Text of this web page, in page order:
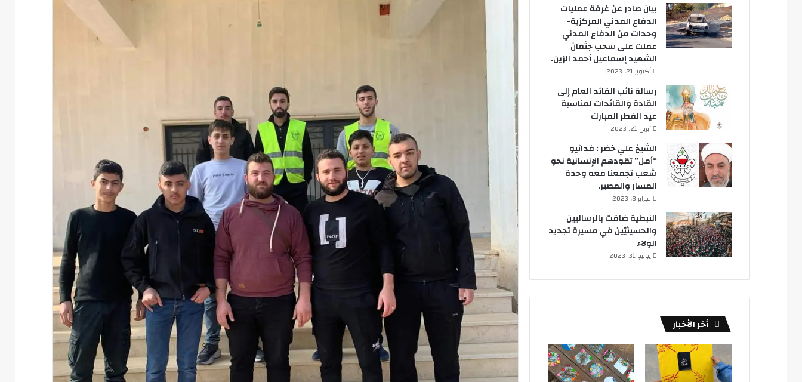
بيان صادر عن غرفة عمليات
الدفاع المدني المركزية-
وحدات من الدفاع المدني
عملت على سحب جثمان
الشهيد إسماعيل أحمد الزين.
أكتوبر 21, 2023
رسالة نائب القائد العام إلى
القادة والقائدات لمناسبة
عيد الفطر المبارك
أبريل 21, 2023
الشيخ علي خضر : فدائيو
“أمل” تقودهم الإنسانية نحو
شعب تجمعنا معه وحدة
المسار والمصير.
فبراير 8, 2023
النبطية ضاقت بالرساليين
والحسينيّين في مسيرة تجديد
الولاء
يوليو 31, 2023
أخر الأخبار